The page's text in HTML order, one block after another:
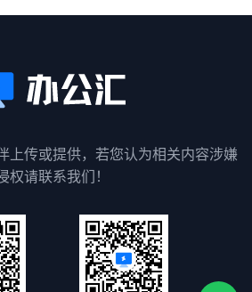
上传或提供，若您认为相关内容涉嫌
权请联系我们！